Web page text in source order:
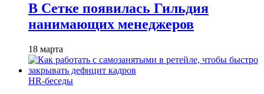
В Сетке появилась Гильдия
нанимающих менеджеров
18 марта
HR-беседы